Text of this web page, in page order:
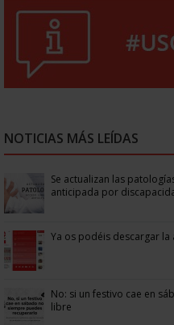
NOTICIAS MÁS LEÍDAS
Se actualizan las
anticipada por
Ya os podéis descargar la
No: si un festivo cae en
libre